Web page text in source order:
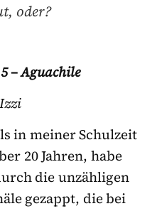
oder?
–Aguachile
in meiner Schulzeit
20 Jahren, habe
die unzähligen
gezappt, die bei